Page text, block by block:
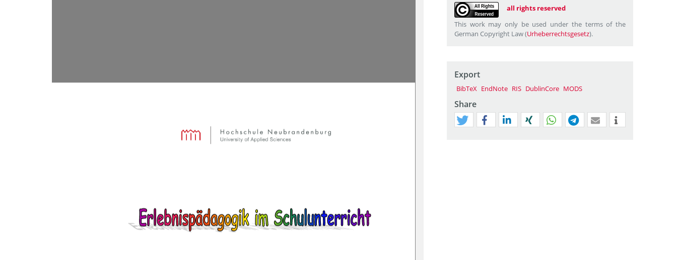
all rights reserved
This work may only be used under the terms of the
German Copyright Law (Urheberrechtsgesetz).
Export
BibTeX EndNote RIS DublinCore MODS
Share